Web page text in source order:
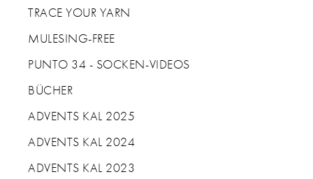
TRACE YOUR YARN
MULESING-FREE
PUNTO 34 - SOCKEN-VIDEOS
BÜCHER
ADVENTS KAL 2025
ADVENTS KAL 2024
ADVENTS KAL 2023